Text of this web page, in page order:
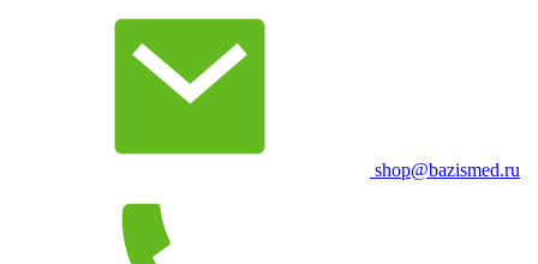
shop@bazismed.ru